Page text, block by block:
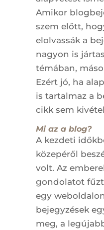
Amikor
szem előtt,
elolvassák a
nagyon is
témában,
Ezért jó, ha
is tartalmaz a
cikk sem
Mi az a blog?
A kezdeti
közepéről
volt. Az
gondolatot
egy
bejegyzések
meg, a